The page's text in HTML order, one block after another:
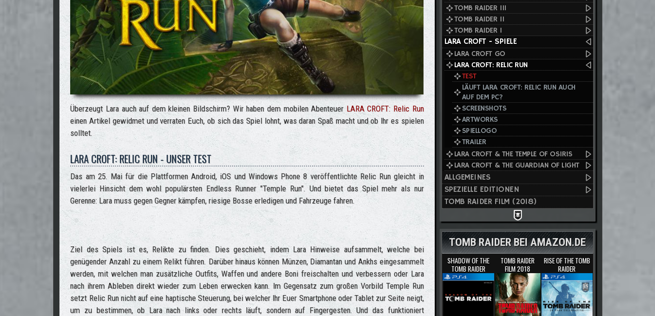
Überzeugt Lara auch auf dem kleinen Bildschirm? Wir haben dem mobilen Abenteuer LARA CROFT: Relic Run
einen Artikel gewidmet und verraten Euch, ob sich das Spiel lohnt, was daran Spaß macht und ob Ihr es spielen
solltet.
LARA CROFT: RELIC RUN - UNSER TEST
Das am 25. Mai für die Plattformen Android, iOS und Windows Phone 8 veröffentlichte Relic Run gleicht in
vielerlei Hinsicht dem wohl populärsten Endless Runner "Temple Run". Und bietet das Spiel mehr als nur
Gerenne: Lara muss gegen Gegner kämpfen, riesige Bosse erledigen und Fahrzeuge fahren.
Ziel des Spiels ist es, Relikte zu finden. Dies geschieht, indem Lara Hinweise aufsammelt, welche bei
genügender Anzahl zu einem Relikt führen. Darüber hinaus können Münzen, Diamantan und Ankhs eingesammelt
werden, mit welchen man zusätzliche Outfits, Waffen und andere Boni freischalten und verbessern oder Lara
nach ihrem Ableben direkt wieder zum Leben erwecken kann. Im Gegensatz zum großen Vorbild Temple Run
setzt Relic Run nicht auf eine haptische Steuerung, bei welcher Ihr Euer Smartphone oder Tablet zur Seite neigt,
um zu bestimmen, ob Lara nach links oder rechts läuft, sondern auf Fingergesten. Und das funktioniert
TOMB RAIDER III
TOMB RAIDER II
TOMB RAIDER I
LARA CROFT - SPIELE
LARA CROFT GO
LARA CROFT: RELIC RUN
TEST
LÄUFT LARA CROFT: RELIC RUN AUCH
AUF DEM PC?
SCREENSHOTS
ARTWORKS
SPIELLOGO
TRAILER
LARA CROFT & THE TEMPLE OF OSIRIS
LARA CROFT & THE GUARDIAN OF LIGHT
ALLGEMEINES
SPEZIELLE EDITIONEN
TOMB RAIDER FILM (2018)
TOMB RAIDER BEI AMAZON.DE
SHADOW OF THE
TOMB RAIDER
TOMB RAIDER
FILM 2018
RISE OF THE TOMB
RAIDER